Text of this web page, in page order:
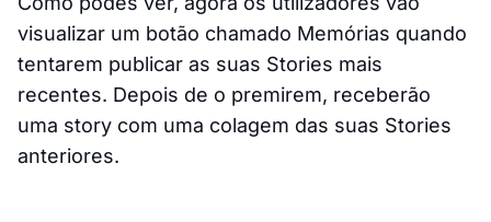
visualizar um botão chamado Memórias quando
tentarem publicar as suas Stories mais
recentes. Depois de o premirem, receberão
uma story com uma colagem das suas Stories
anteriores.